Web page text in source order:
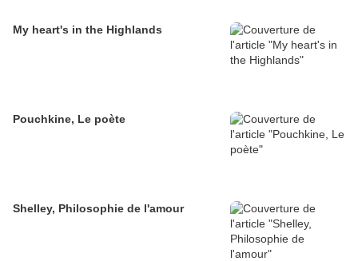
My heart's in the Highlands
Pouchkine, Le poète
Shelley, Philosophie de l'amour